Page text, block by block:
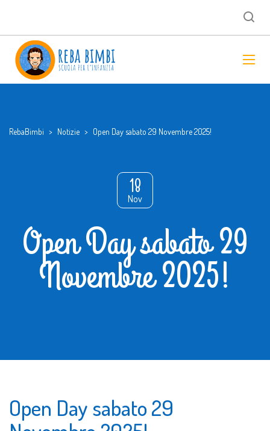
RebaBimbi > Notizie > Open Day sabato 29 Novembre 2025!
18
Nov
Open Day sabato 29
Novembre 2025!
Open Day sabato 29